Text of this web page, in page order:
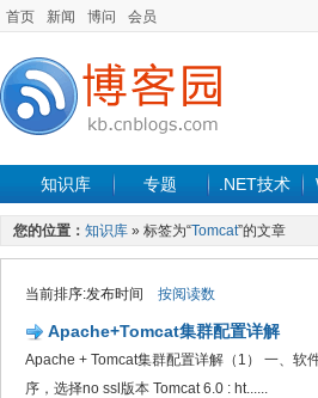
首页 新闻 博问 会员
知识库 专题 .NET技术
您的位置： 知识库 » 标签为“Tomcat”的文章
当前排序:发布时间 按阅读数
Apache+Tomcat集群配置详解
Apache + Tomcat集群配置详解（1） 一、
序，选择no ssl版本 Tomcat 6.0 : ht......